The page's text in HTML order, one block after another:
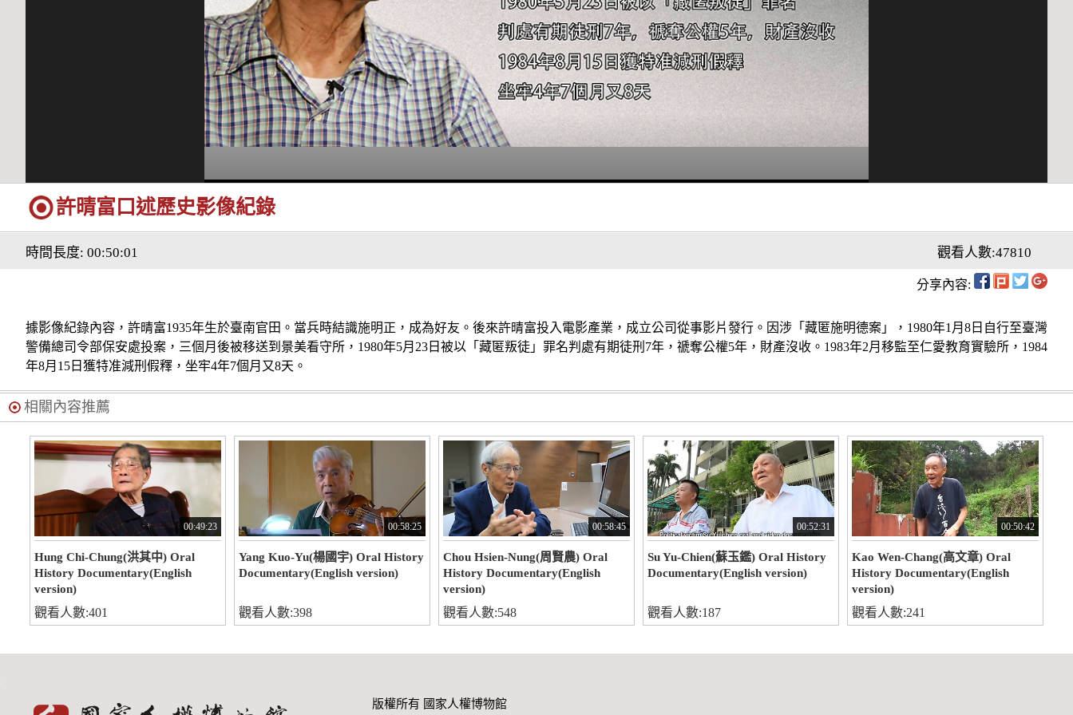
許晴富口述歷史影像紀錄
時間長度: 00:50:01 觀看人數:47810
分享內容:
據影像紀錄內容，許晴富1935年生於臺南官田。當兵時結識施明正，成為好友。後來許晴富投入電影產業，成立公司從事影片發行。因涉「藏匿施明德案」，1980年1月8日自行至臺灣
警備總司令部保安處投案，三個月後被移送到景美看守所，1980年5月23日被以「藏匿叛徒」罪名判處有期徒刑7年，禠奪公權5年，財產沒收。1983年2月移監至仁愛教育實驗所，1984
年8月15日獲特准減刑假釋，坐牢4年7個月又8天。
相關內容推薦
00:49:23
Hung Chi-Chung(洪其中) Oral
History Documentary(English
version)
觀看人數:401
00:58:25
Yang Kuo-Yu(楊國宇) Oral History
Documentary(English version)
觀看人數:398
00:58:45
Chou Hsien-Nung(周賢農) Oral
History Documentary(English
version)
觀看人數:548
00:52:31
Su Yu-Chien(蘇玉鑑) Oral History
Documentary(English version)
觀看人數:187
00:50:42
Kao Wen-Chang(高文章) Oral
History Documentary(English
version)
觀看人數:241
版權所有 國家人權博物館